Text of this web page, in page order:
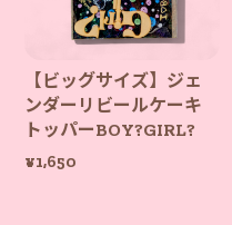
【ビッグサイズ】ジェ
ンダーリビールケーキ
トッパーBOY?GIRL?
¥1,650